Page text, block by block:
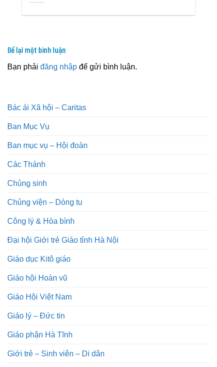
Để lại một bình luận
Bạn phải đăng nhập để gửi bình luận.
Bác ái Xã hội – Caritas
Ban Mục Vụ
Ban mục vụ – Hội đoàn
Các Thánh
Chủng sinh
Chủng viện – Dòng tu
Công lý & Hòa bình
Đại hội Giới trẻ Giáo tỉnh Hà Nội
Giáo dục Kitô giáo
Giáo hội Hoàn vũ
Giáo Hội Việt Nam
Giáo lý – Đức tin
Giáo phận Hà Tĩnh
Giới trẻ – Sinh viên – Di dân